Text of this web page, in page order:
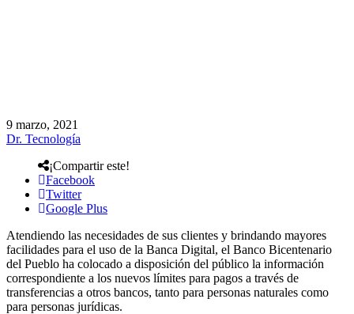
9 marzo, 2021
Dr. Tecnología
¡Compartir este!
Facebook
Twitter
Google Plus
Atendiendo las necesidades de sus clientes y brindando mayores
facilidades para el uso de la Banca Digital, el Banco Bicentenario
del Pueblo ha colocado a disposición del público la información
correspondiente a los nuevos límites para pagos a través de
transferencias a otros bancos, tanto para personas naturales como
para personas jurídicas.